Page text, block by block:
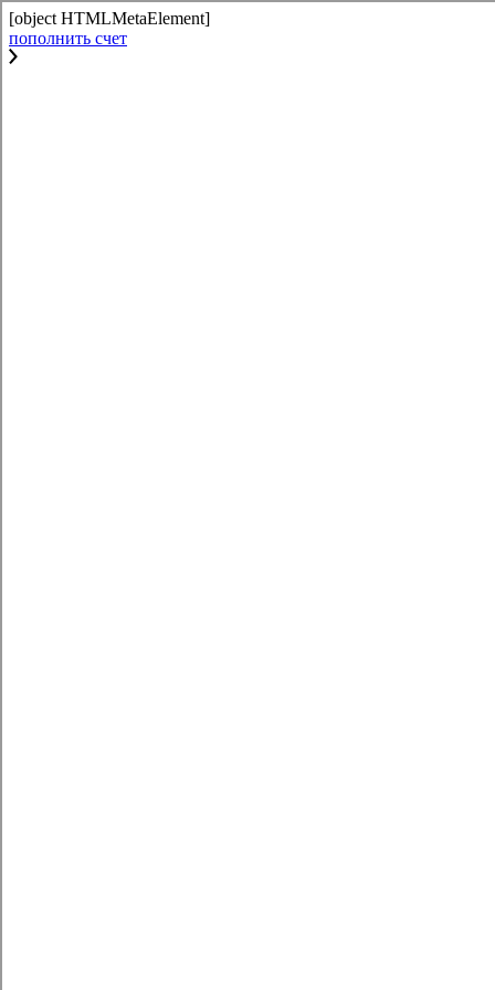
[object HTMLMetaElement]
пополнить счет